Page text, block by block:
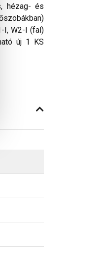
hézag- és
I, W2-I (fal)
új 1 KS